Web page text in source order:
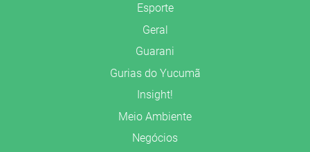
Esporte
Geral
Guarani
Gurias do Yucumã
Insight!
Meio Ambiente
Negócios